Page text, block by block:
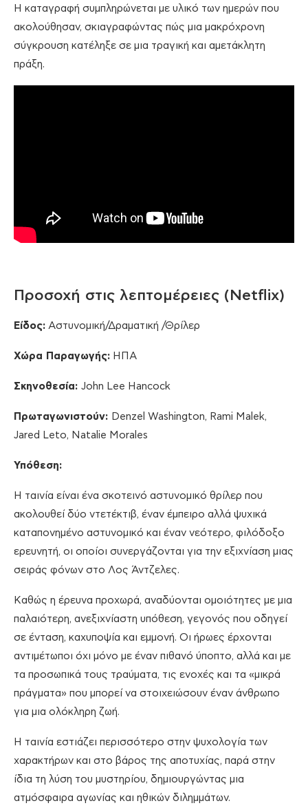
Η καταγραφή συμπληρώνεται με υλικό των ημερών που
ακολούθησαν, σκιαγραφώντας πώς μια μακρόχρονη
σύγκρουση κατέληξε σε μια τραγική και αμετάκλητη
πράξη.
Προσοχή στις λεπτομέρειες (Netflix)
Είδος: Αστυνομική/Δραματική /Θρίλερ
Χώρα Παραγωγής: ΗΠΑ
Σκηνοθεσία: John Lee Hancock
Πρωταγωνιστούν: Denzel Washington, Rami Malek,
Jared Leto, Natalie Morales
Υπόθεση:
Η ταινία είναι ένα σκοτεινό αστυνομικό θρίλερ που
ακολουθεί δύο ντετέκτιβ, έναν έμπειρο αλλά ψυχικά
καταπονημένο αστυνομικό και έναν νεότερο, φιλόδοξο
ερευνητή, οι οποίοι συνεργάζονται για την εξιχνίαση μιας
σειράς φόνων στο Λος Άντζελες.
Καθώς η έρευνα προχωρά, αναδύονται ομοιότητες με μια
παλαιότερη, ανεξιχνίαστη υπόθεση, γεγονός που οδηγεί
σε ένταση, καχυποψία και εμμονή. Οι ήρωες έρχονται
αντιμέτωποι όχι μόνο με έναν πιθανό ύποπτο, αλλά και με
τα προσωπικά τους τραύματα, τις ενοχές και τα «μικρά
πράγματα» που μπορεί να στοιχειώσουν έναν άνθρωπο
για μια ολόκληρη ζωή.
Η ταινία εστιάζει περισσότερο στην ψυχολογία των
χαρακτήρων και στο βάρος της αποτυχίας, παρά στην
ίδια τη λύση του μυστηρίου, δημιουργώντας μια
ατμόσφαιρα αγωνίας και ηθικών διλημμάτων.